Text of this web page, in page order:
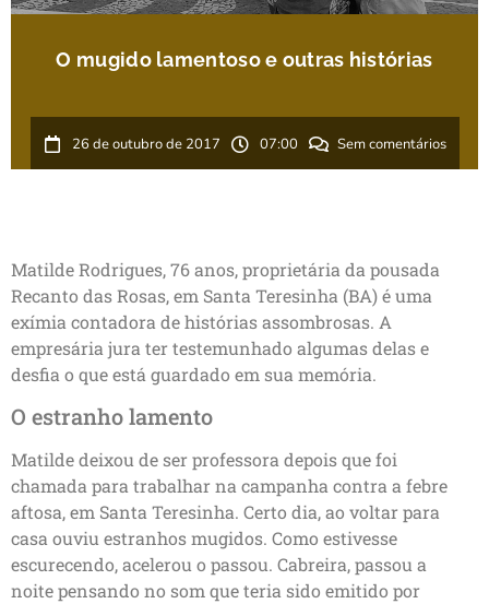
O mugido lamentoso e outras histórias
26 de outubro de 2017 07:00 Sem comentários
Matilde Rodrigues, 76 anos, proprietária da pousada
Recanto das Rosas, em Santa Teresinha (BA) é uma
exímia contadora de histórias assombrosas. A
empresária jura ter testemunhado algumas delas e
desfia o que está guardado em sua memória.
O estranho lamento
Matilde deixou de ser professora depois que foi
chamada para trabalhar na campanha contra a febre
aftosa, em Santa Teresinha. Certo dia, ao voltar para
casa ouviu estranhos mugidos. Como estivesse
escurecendo, acelerou o passou. Cabreira, passou a
noite pensando no som que teria sido emitido por